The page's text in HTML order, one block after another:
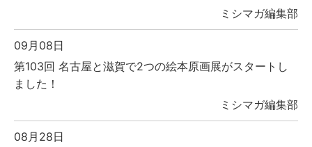
ミシマガ編集部
09月08日
第103回 名古屋と滋賀で2つの絵本原画展がスタートし
ました！
ミシマガ編集部
08月28日